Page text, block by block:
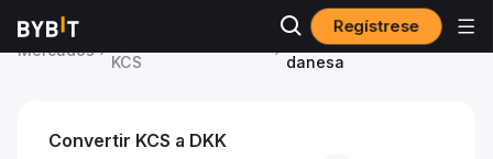
Regístrese
Mercados
KCS
KuCoin to Corona
danesa
Convertir KCS a DKK